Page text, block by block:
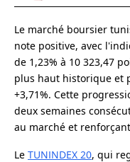
Le marché boursier
note positive, avec
de 1,23% à 10 323,47
plus haut historique et
+3,71%. Cette
deux semaines
au marché et
Le TUNINDEX 20, qui